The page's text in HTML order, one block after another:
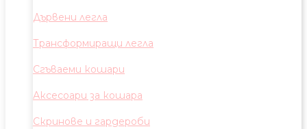
Дървени легла
Трансформиращи легла
Сгъваеми кошари
Аксесоари за кошара
Скринове и гардероби